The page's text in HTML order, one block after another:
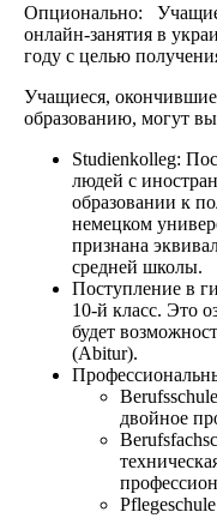
Опционально:
онлайн-занятия в
году с целью
Учащиеся, окончившие
образованию, могут
Studienkolleg:
людей с
образовании к
немецком
признана
средней школы.
Поступление в
10-й класс. Это
будет
(Abitur).
двойное